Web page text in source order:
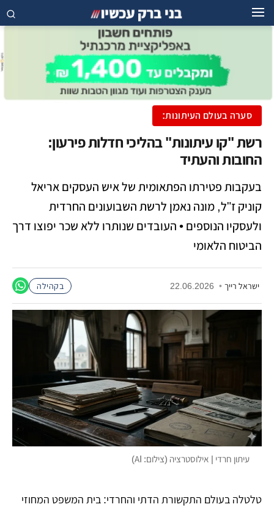
סערה בעולם העיתונות:
רשת "קו עיתונות" בהליכי חדלות פירעון:
החובות והעתיד
בעקבות פטירתו הפתאומית של איש העסקים אריאל
קוניק ז"ל, מונה נאמן לרשת השבועונים החרדית
ולעסקיו הנוספים • העובדים שנותרו ללא שכר יפוצו דרך
הביטוח הלאומי
ישראל רייך •
22.06.2026 בקהילה
עיתון חרדי | אילוסטרציה (צילום: AI)
טלטלה בעולם התקשורת הדתי והחרדי: בית המשפט המחוזי